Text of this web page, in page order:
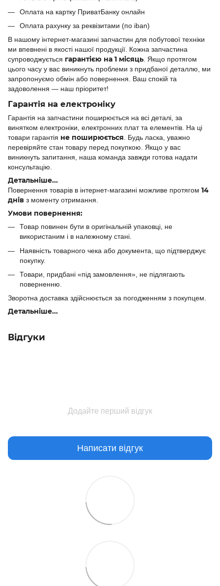
Оплата на картку ПриватБанку онлайн
Оплата рахунку за реквізитами (по iban)
В нашому інтернет-магазині запчастин для побутової техніки
ми впевнені в якості нашої продукції. Кожна запчастина
супроводжується гарантією на 1 місяць. Якщо протягом
цього часу у вас виникнуть проблеми з придбаної деталлю, ми
запропонуємо обмін або повернення. Ваш спокій та
задоволення — наш пріоритет!
Гарантія на електроніку
Гарантія на запчастини поширюється на всі деталі, за
винятком електроніки, електронних плат та елементів. На ці
товари гарантія не поширюється . Будь ласка, уважно
перевіряйте стан товару перед покупкою. Якщо у вас
виникнуть запитання, наша команда завжди готова надати
консультацію.
Детальніше...
Повернення товарів в інтернет-магазині можливе протягом 14
днів з моменту отримання.
Умови повернення:
Товар повинен бути в оригінальній упаковці, не
використаним і в належному стані.
Наявність товарного чека або документа, що підтверджує
покупку.
Товари, придбані «під замовлення», не підлягають
поверненню.
Зворотна доставка здійснюється за погодженням з покупцем.
Детальніше...
Відгуки
Додайте перший відгук
Написати відгук